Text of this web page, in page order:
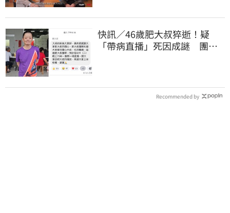
快訊／46歲肥大叔猝逝！疑
「帶病直播」死因成謎 團隊
Recommended by